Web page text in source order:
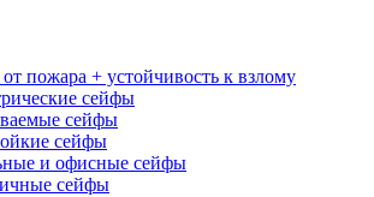
пожара + устойчивость к взлому
сейфы
сейфы
сейфы
и офисные сейфы
сейфы